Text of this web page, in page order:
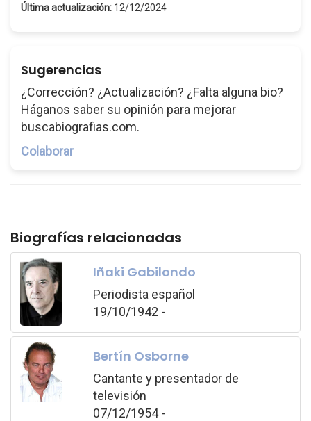
Última actualización: 12/12/2024
Sugerencias
¿Corrección? ¿Actualización? ¿Falta alguna bio?
Háganos saber su opinión para mejorar
buscabiografias.com.
Colaborar
Biografías relacionadas
Iñaki Gabilondo
Periodista español
19/10/1942 -
Bertín Osborne
Cantante y presentador de
televisión
07/12/1954 -